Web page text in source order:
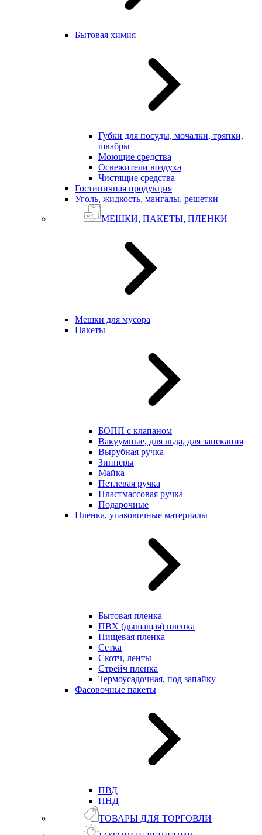
Бытовая химия
Губки для посуды, мочалки, тряпки,
швабры
Моющие средства
Освежители воздуха
Чистящие средства
Гостиничная продукция
Уголь, жидкость, мангалы, решетки
МЕШКИ, ПАКЕТЫ, ПЛЕНКИ
Мешки для мусора
Пакеты
БОПП с клапаном
Вакуумные, для льда, для запекания
Вырубная ручка
Зипперы
Майка
Петлевая ручка
Пластмассовая ручка
Подарочные
Пленка, упаковочные материалы
Бытовая пленка
ПВХ (дышащая) пленка
Пищевая пленка
Сетка
Скотч, ленты
Стрейч пленка
Термоусадочная, под запайку
Фасовочные пакеты
ПВД
ПНД
ТОВАРЫ ДЛЯ ТОРГОВЛИ